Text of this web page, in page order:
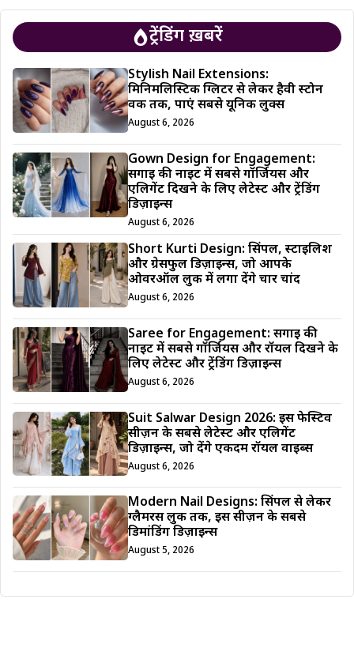
ट्रेंडिंग ख़बरें
Stylish Nail Extensions:
मिनिमलिस्टिक ग्लिटर से लेकर हैवी स्टोन
वर्क तक, पाएं सबसे यूनिक लुक्स
August 6, 2026
Gown Design for Engagement:
सगाई की नाइट में सबसे गॉर्जियस और
एलिगेंट दिखने के लिए लेटेस्ट और ट्रेंडिंग
डिज़ाइन्स
August 6, 2026
Short Kurti Design: सिंपल, स्टाइलिश
और ग्रेसफुल डिज़ाइन्स, जो आपके
ओवरऑल लुक में लगा देंगे चार चांद
August 6, 2026
Saree for Engagement: सगाई की
नाइट में सबसे गॉर्जियस और रॉयल दिखने के
लिए लेटेस्ट और ट्रेंडिंग डिज़ाइन्स
August 6, 2026
Suit Salwar Design 2026: इस फेस्टिव
सीज़न के सबसे लेटेस्ट और एलिगेंट
डिज़ाइन्स, जो देंगे एकदम रॉयल वाइब्स
August 6, 2026
Modern Nail Designs: सिंपल से लेकर
ग्लैमरस लुक तक, इस सीज़न के सबसे
डिमांडिंग डिज़ाइन्स
August 5, 2026